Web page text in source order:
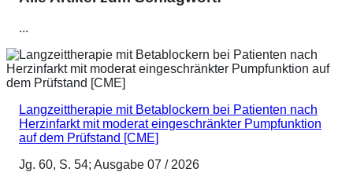
...
Langzeittherapie mit Betablockern bei Patienten nach
Herzinfarkt mit moderat eingeschränkter Pumpfunktion
auf dem Prüfstand [CME]
Jg. 60, S. 54; Ausgabe 07 / 2026